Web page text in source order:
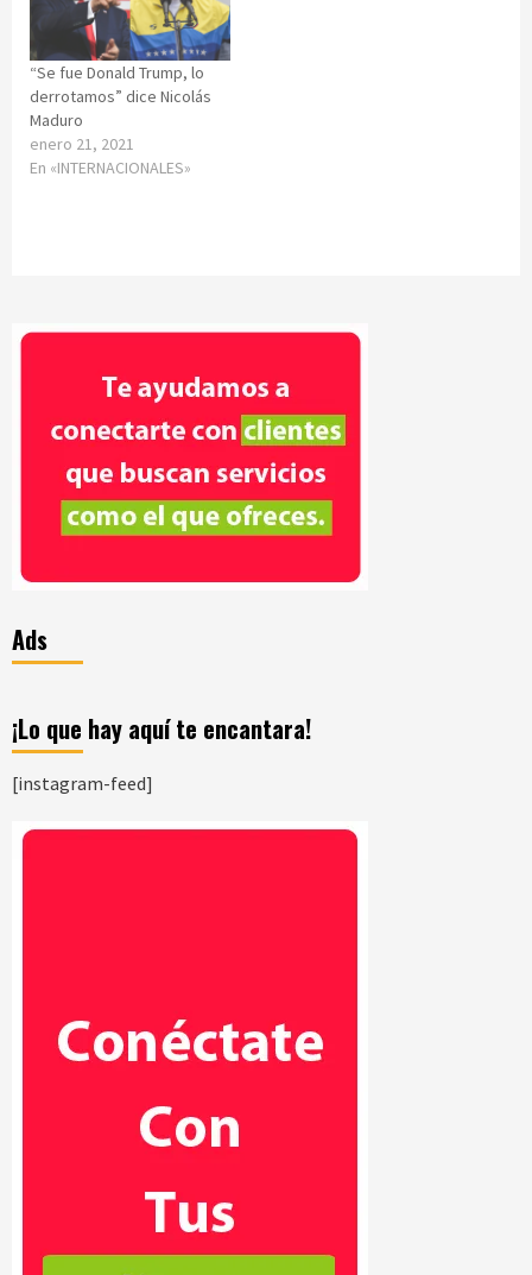
“Se fue Donald Trump, lo
derrotamos” dice Nicolás
Maduro
enero 21, 2021
En «INTERNACIONALES»
Ads
¡Lo que hay aquí te encantara!
[instagram-feed]